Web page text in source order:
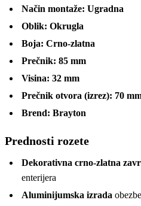
Način montaže: Ugradna
Oblik: Okrugla
Boja: Crno-zlatna
Prečnik: 85 mm
Visina: 32 mm
Prečnik otvora (izrez): 70
Brend: Brayton
Prednosti rozete
Dekorativna crno-zlatna
enterijera
Aluminijumska izrada